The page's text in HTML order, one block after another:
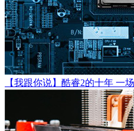
【我跟你说】酷睿2的十年 一